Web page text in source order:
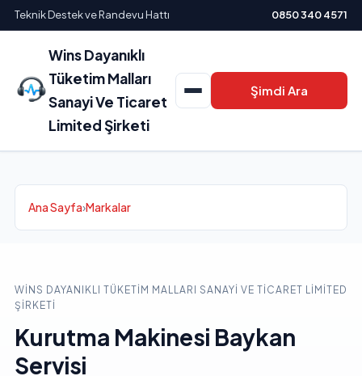
Teknik Destek ve Randevu Hattı 0850 340 4571
Wins Dayanıklı
Tüketim Malları
Sanayi Ve Ticaret
Limited Şirketi
Şimdi Ara
Ana Sayfa›Markalar
WINS DAYANIKLI TÜKETIM MALLARI SANAYI VE TICARET LIMITED
ŞIRKETI
Kurutma Makinesi Baykan
Servisi